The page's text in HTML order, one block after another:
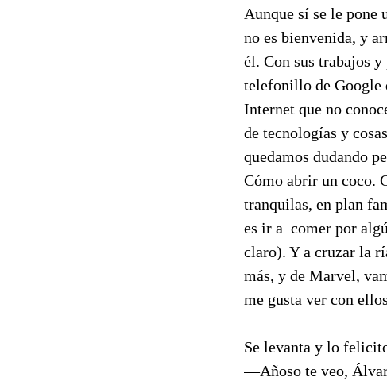
Aunque sí se le pone
no es bienvenida, y
él. Con sus trabajos y
telefonillo de Google
Internet que no
de tecnologías y
quedamos dudando
Cómo abrir un coco.
tranquilas, en plan
es ir a comer por
claro). Y a cruzar la
más, y de Marvel,
me gusta ver con
Se levanta y lo
—Añoso te veo,